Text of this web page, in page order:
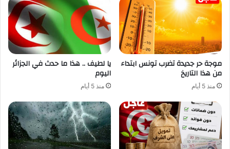
موجة حر جديدة تضرب تونس ابتداء
من هذا التاريخ
منذ 5 أيام
يا لطيف .. هذا ما حدث في الجزائر
اليوم
منذ 5 أيام